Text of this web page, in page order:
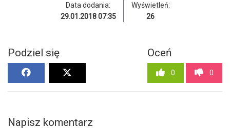
Data dodania:
29.01.2018 07:35
Wyświetleń:
26
Podziel się Oceń
0 0
Napisz komentarz